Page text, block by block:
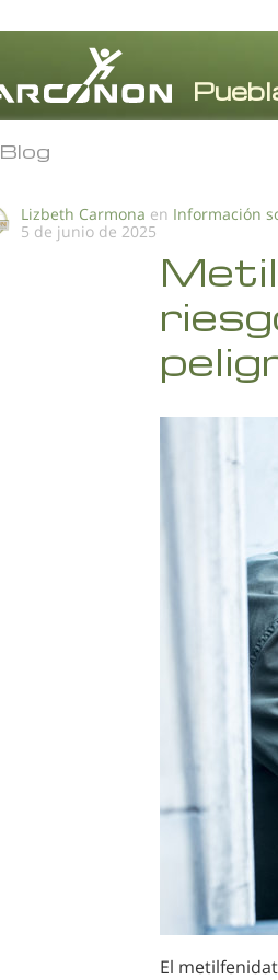
Blog
Lizbeth Carmona en Información
5 de junio de 2025
El
Blog